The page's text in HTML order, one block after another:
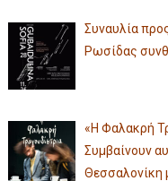
Συναυλία
Ρωσίδας
«Η Φαλακρή
Συμβαίνουν
Θεσσαλονίκη